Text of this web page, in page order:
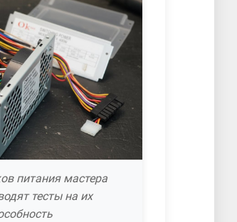
питания мастера
тесты на их